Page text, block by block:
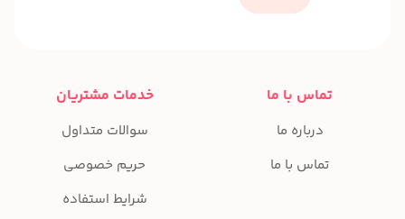
تماس با ما
درباره ما
تماس با ما
خدمات مشتریان
سوالات متداول
حریم خصوصی
شرایط استفاده